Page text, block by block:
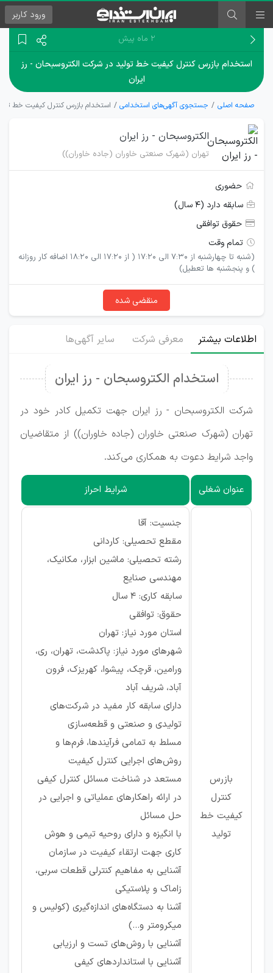
ورود کاربر
۲ ماه پیش
استخدام بازرس کنترل کیفیت خط تولید در شرکت الکتروسبحان - رز
ایران
صفحه اصلی جستجوی آگهی‌های استخدامی استخدام بازرس کنترل کیفیت خط
الکتروسبحان - رز ایران
تهران (شهرک صنعتی خاوران (جاده خاوران))
حضوری
سابقه دارد (۴ سال)
حقوق توافقی
تمام وقت
(شنبه تا چهارشنبه از 7:30 الی 17:20 ( از 17:20 الی 18:20 اضافه کار روزانه
) و پنجشنبه ها تعطیل)
منقضی شده
اطلاعات بیشتر معرفی شرکت سایر آگهی‌ها
استخدام الکتروسبحان - رز ایران
شرکت الکتروسبحان - رز ایران جهت تکمیل کادر خود در
تهران (شهرک صنعتی خاوران (جاده خاوران)) از متقاضیان
واجد شرایط دعوت به همکاری می‌کند.
عنوان شغلی شرایط احراز
بازرس
کنترل
کیفیت خط
تولید
جنسیت: آقا
مقطع تحصیلی: کاردانی
رشته تحصیلی: ماشین ابزار، مکانیک،
مهندسی صنایع
سابقه کاری: ۴ سال
حقوق: توافقی
استان مورد نیاز: تهران
شهرهای مورد نیاز: پاکدشت، تهران، ری،
ورامین، قرچک، پیشوا، کهریزک، فرون
آباد، شریف آباد
دارای سابقه کار مفید در شرکت‌های
تولیدی و صنعتی و قطعه‌سازی
مسلط به تمامی فرآیندها، فرم‌ها و
روش‌های اجرایی کنترل کیفیت
مستعد در شناخت مسائل کنترل کیفی
در ارائه راهکارهای عملیاتی و اجرایی در
حل مسائل
با انگیزه و دارای روحیه تیمی و هوش
کاری جهت ارتقاء کیفیت در سازمان
آشنایی به مفاهیم کنترلی قطعات سربی،
زاماک و پلاستیکی
آشنا به دستگاه‌های اندازه‌گیری (کولیس و
میکرومتر و...)
آشنایی با روش‌های تست و ارزیابی
آشنایی با استانداردهای کیفی